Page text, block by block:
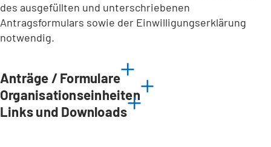
des ausgefüllten und unterschriebenen
Antragsformulars sowie der Einwilligungserklärung
notwendig.
Anträge / Formulare
Organisationseinheiten
Links und Downloads